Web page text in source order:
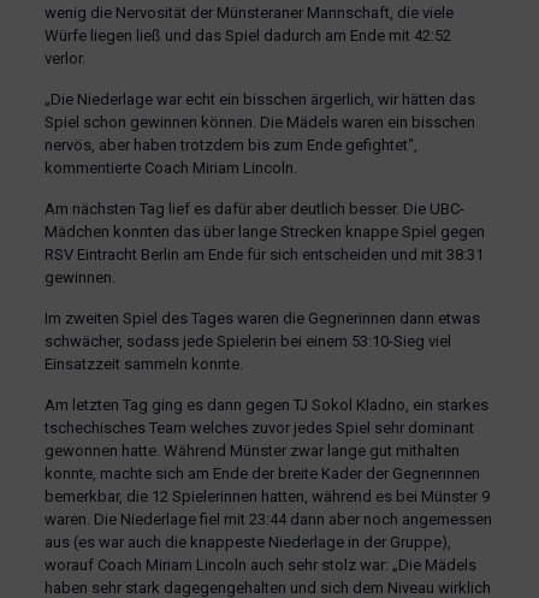
wenig die Nervosität der Münsteraner Mannschaft, die viele
Würfe liegen ließ und das Spiel dadurch am Ende mit 42:52
verlor.
„Die Niederlage war echt ein bisschen ärgerlich, wir hätten das
Spiel schon gewinnen können. Die Mädels waren ein bisschen
nervös, aber haben trotzdem bis zum Ende gefightet“,
kommentierte Coach Miriam Lincoln.
Am nächsten Tag lief es dafür aber deutlich besser. Die UBC-
Mädchen konnten das über lange Strecken knappe Spiel gegen
RSV Eintracht Berlin am Ende für sich entscheiden und mit 38:31
gewinnen.
Im zweiten Spiel des Tages waren die Gegnerinnen dann etwas
schwächer, sodass jede Spielerin bei einem 53:10-Sieg viel
Einsatzzeit sammeln konnte.
Am letzten Tag ging es dann gegen TJ Sokol Kladno, ein starkes
tschechisches Team welches zuvor jedes Spiel sehr dominant
gewonnen hatte. Während Münster zwar lange gut mithalten
konnte, machte sich am Ende der breite Kader der Gegnerinnen
bemerkbar, die 12 Spielerinnen hatten, während es bei Münster 9
waren. Die Niederlage fiel mit 23:44 dann aber noch angemessen
aus (es war auch die knappeste Niederlage in der Gruppe),
worauf Coach Miriam Lincoln auch sehr stolz war: „Die Mädels
haben sehr stark dagegengehalten und sich dem Niveau wirklich